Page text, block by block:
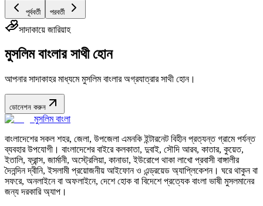
পূর্ববর্তী পরবর্তী
সাদাকায়ে জারিয়াহ
মুসলিম বাংলার সাথী হোন
আপনার সাদাকাহর মাধ্যমে মুসলিম বাংলার অগ্রযাত্রার সাথী হোন।
ডোনেশন করুন
মুসলিম বাংলা
বাংলাদেশের সকল শহর, জেলা, উপজেলা এমনকি ইন্টারনেট বিহীন প্রত্যন্ত গ্রামে পর্যন্ত
ব্যবহার উপযোগী। বাংলাদেশের বাইরে কলকাতা, দুবাই, সৌদি আরব, কাতার, কুয়েত,
ইতালি, ফ্রান্স, জার্মানী, অস্ট্রেলিয়া, কানাডা, ইউরোপে থাকা লাখো প্রবাসী বাঙ্গালীর
দৈনন্দিন দ্বীনি, ইসলামী প্রয়োজনীয় আইফোন ও এন্ড্রয়েড অ্যাপ্লিকেশন। ঘরে থাকুন বা
সফরে, অনলাইনে বা অফলাইনে, দেশে হোক বা বিদেশে প্রত্যেক বাংলা ভাষী মুসলমানের
জন্য দরকারি অ্যাপ।